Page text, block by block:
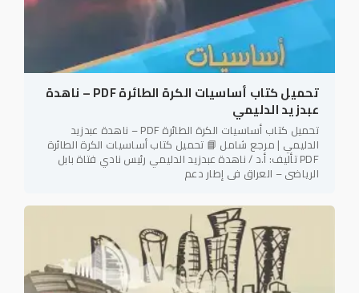
تحميل كتاب أساسيات الكرة الطائرة PDF – ناهدة
عبدزيد الدليمي
تحميل كتاب أساسيات الكرة الطائرة PDF – ناهدة عبدزيد
الدليمي | مرجع شامل 📘 تحميل كتاب أساسيات الكرة الطائرة
PDF تأليف: أ.د / ناهدة عبدزيد الدليمي رئيس نادي فتاة بابل
الرياضي – العراق في إطار دعم